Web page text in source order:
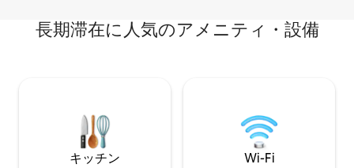
長期滞在に人気のアメニティ・設備
キッチン Wi-Fi